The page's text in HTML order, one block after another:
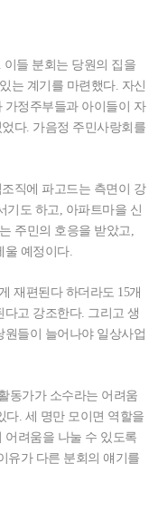
이들 분회는 당원의 집을
는 계기를 마련했다. 자신
가정주부들과 아이들이 자
다. 가음정 주민사랑회를
직에 파고드는 측면이 강
기도 하고, 아파트마을 신
주민의 호응을 받았고,
울 예정이다.
재편된다 하더라도 15개
고 강조한다. 그리고 생
들이 늘어나야 일상사업
동가가 소수라는 어려움
다. 세 명만 모이면 역할을
어려움을 나눌 수 있도록
유가 다른 분회의 얘기를